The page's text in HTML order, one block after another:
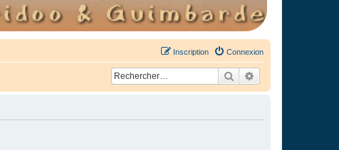
Connexion
Inscription
Rechercher